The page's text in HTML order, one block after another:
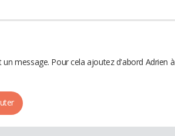
message. Pour cela ajoutez d'abord Adrien à